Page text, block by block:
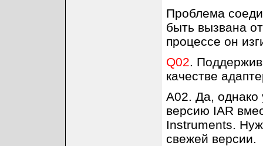
Проблема
быть вызвана
процессе он
Q02.
качестве
A02. Да, однако
версию IAR
Instruments.
свежей версии.